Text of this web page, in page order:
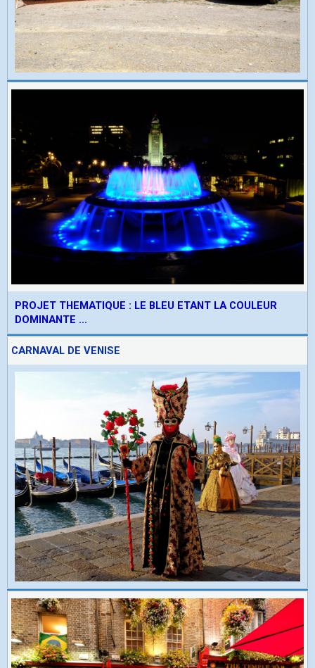
PROJET THEMATIQUE : LE BLEU ETANT LA COULEUR
DOMINANTE ...
CARNAVAL DE VENISE